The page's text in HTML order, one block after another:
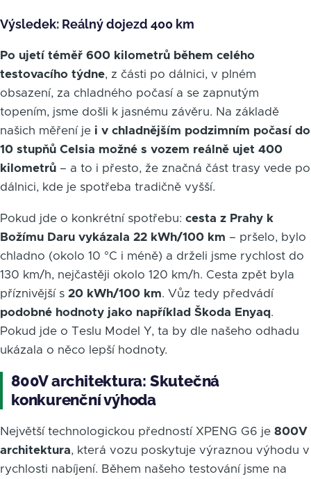
Výsledek: Reálný dojezd 400 km
Po ujetí téměř 600 kilometrů během celého
testovacího týdne, z části po dálnici, v plném
obsazení, za chladného počasí a se zapnutým
topením, jsme došli k jasnému závěru. Na základě
našich měření je i v chladnějším podzimním počasí do
10 stupňů Celsia možné s vozem reálně ujet 400
kilometrů – a to i přesto, že značná část trasy vede po
dálnici, kde je spotřeba tradičně vyšší.
Pokud jde o konkrétní spotřebu: cesta z Prahy k
Božímu Daru vykázala 22 kWh/100 km – pršelo, bylo
chladno (okolo 10 °C i méně) a drželi jsme rychlost do
130 km/h, nejčastěji okolo 120 km/h. Cesta zpět byla
příznivější s 20 kWh/100 km. Vůz tedy předvádí
podobné hodnoty jako například Škoda Enyaq.
Pokud jde o Teslu Model Y, ta by dle našeho odhadu
ukázala o něco lepší hodnoty.
800V architektura: Skutečná
konkurenční výhoda
Největší technologickou předností XPENG G6 je 800V
architektura, která vozu poskytuje výraznou výhodu v
rychlosti nabíjení. Během našeho testování jsme na